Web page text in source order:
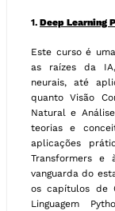
1. Deep Learning
Este curso é
as raízes da
neurais, até
quanto Visão
Natural e
teorias e
aplicações
Transformers e
vanguarda do
os capítulos de
Linguagem